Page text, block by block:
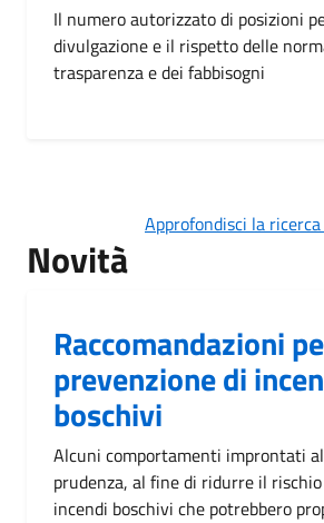
Il numero autorizzato di posizioni
divulgazione e il rispetto delle
trasparenza e dei fabbisogni
Approfondisci la
Novità
Raccomandazioni
prevenzione di
boschivi
Alcuni comportamenti improntati
prudenza, al fine di ridurre il
incendi boschivi che potrebbero